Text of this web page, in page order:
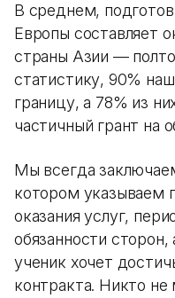
В среднем,
Европы составляет
страны Азии —
статистику, 90%
границу, а 78% из
частичный грант на
Мы всегда
котором указываем
оказания услуг,
обязанности
ученик хочет
контракта. Никто